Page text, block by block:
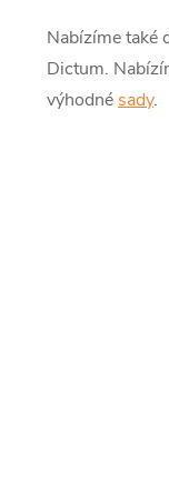
ů
v
l
á
Nabízíme také
Dictum.
výhodné sady.